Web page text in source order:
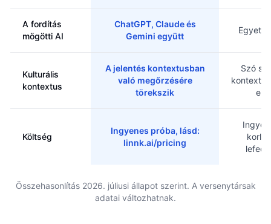
A fordítás
mögötti AI
ChatGPT, Claude és
Gemini együtt
Kulturális
kontextus
A jelentés kontextusban
való megőrzésére
törekszik
Szó
Költség
Ingyenes próba, lásd:
linnk.ai/pricing
Összehasonlítás 2026. júliusi állapot szerint. A versenytársak
adatai változhatnak.